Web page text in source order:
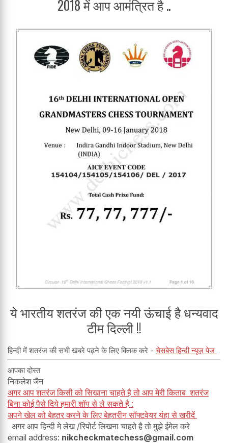
2018 में आप आमंत्रित है ..
ये भारतीय शतरंज की एक नयी ऊंचाई है धन्यवाद
टीम दिल्ली !!
हिन्दी में शतरंज की सभी खबरे पढ़ने के लिए क्लिक करे -चेसबेस हिन्दी न्यूज़ पेज
आपका दोस्त
निकलेश जैन
अगर आप शतरंज किसी को सिखाना चाहते है तो आप मेरी किताब शतरंज
बिना कोई पैसे दिये हमारी शॉप से ले सकते है :
अपने खेल को बेहतर करने के लिए बेहतरीन सॉफ्टवेयर यंहा से खरीदें
अगर आप हिन्दी मे लेख /रिपोर्ट लिखना चाहते है तो मुझे ईमेल करे
email address: nikcheckmatechess@gmail.com